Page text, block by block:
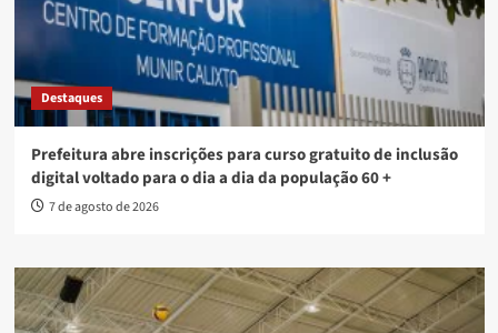
Destaques
Prefeitura abre inscrições para curso gratuito de inclusão
digital voltado para o dia a dia da população 60 +
7 de agosto de 2026